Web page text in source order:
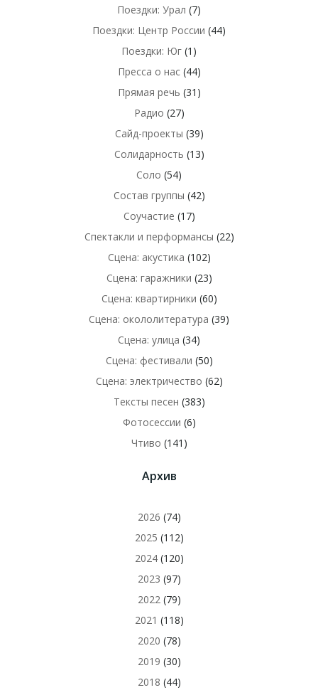
Поездки: Урал (7)
Поездки: Центр России (44)
Поездки: Юг (1)
Пресса о нас(44)
Прямая речь (31)
Радио (27)
Сайд-проекты (39)
Солидарность (13)
Соло (54)
Состав группы (42)
Соучастие (17)
Спектакли и перформансы (22)
Сцена: акустика (102)
Сцена: гаражники (23)
Сцена: квартирники (60)
Сцена: окололитература (39)
Сцена: улица (34)
Сцена: фестивали (50)
Сцена: электричество (62)
Тексты песен (383)
Фотосессии (6)
Чтиво (141)
Архив
2026 (74)
2025 (112)
2024(120)
2023 (97)
2022(79)
2021 (118)
2020 (78)
2019 (30)
2018 (44)